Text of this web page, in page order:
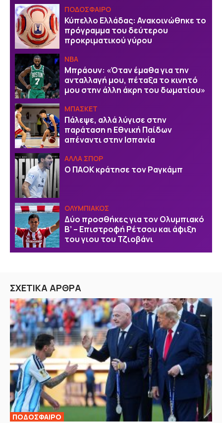
ΠΟΔΟΣΦΑΙΡΟ
Κύπελλο Ελλάδας: Ανακοινώθηκε το
πρόγραμμα του δεύτερου
προκριματικού γύρου
NBA
Μπράουν: «Όταν έμαθα για την
ανταλλαγή μου, πέταξα το κινητό
μου στην άλλη άκρη του δωματίου»
ΜΠΑΣΚΕΤ
Πάλεψε, αλλά λύγισε στην
παράταση η Εθνική Παίδων
απέναντι στην Ισπανία
ΑΛΛΑ ΣΠΟΡ
Ο ΠΑΟΚ κράτησε τον Ραγκάμπ
ΟΛΥΜΠΙΑΚΟΣ
Δύο προσθήκες για τον Ολυμπιακό
Β’ – Επιστροφή Ρέτσου και άφιξη
του γιου του Τζιοβάνι
ΣΧΕΤΙΚΑ ΑΡΘΡΑ
ΠΟΔΟΣΦΑΙΡΟ